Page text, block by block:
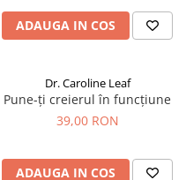
ADAUGA IN COS
Dr. Caroline Leaf
Pune-ți creierul în funcțiune
39,00 RON
ADAUGA IN COS